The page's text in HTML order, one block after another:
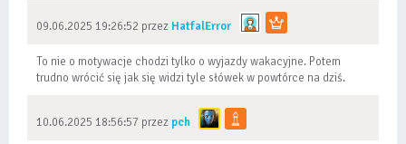
09.06.2025 19:26:52 przez HatfalError
To nie o motywacje chodzi tylko o wyjazdy wakacyjne. Potem
trudno wrócić się jak się widzi tyle słówek w powtórce na dziś.
10.06.2025 18:56:57 przez pch